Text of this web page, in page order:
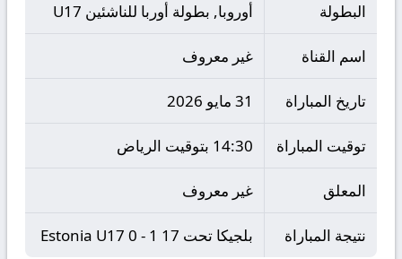
البطولة أوروبا, بطولة أوربا للناشئين U17
اسم القناة غير معروف
تاريخ المباراة 31 مايو 2026
توقيت المباراة 14:30 بتوقيت الرياض
المعلق غير معروف
نتيجة المباراة بلجيكا تحت 17 1 - 0 Estonia U17